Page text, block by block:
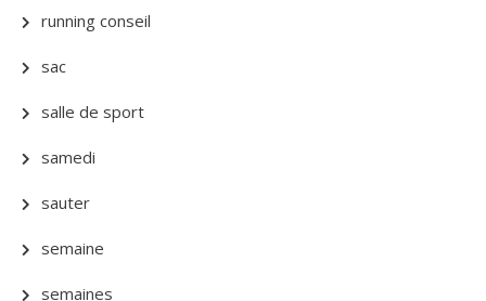
running conseil
sac
salle de sport
samedi
sauter
semaine
semaines